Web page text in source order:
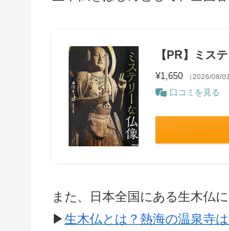
【PR】ミス
¥1,650 （2026/08/
口コミを見る
また、日本全国にある生木仏
▶生木仏とは？熱海の温泉寺